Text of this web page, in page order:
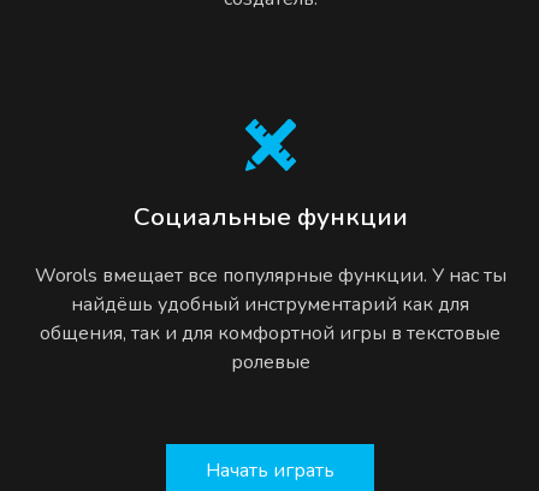
Социальные функции
Worols вмещает все популярные функции. У нас ты
найдёшь удобный инструментарий как для
общения, так и для комфортной игры в текстовые
ролевые
Начать играть